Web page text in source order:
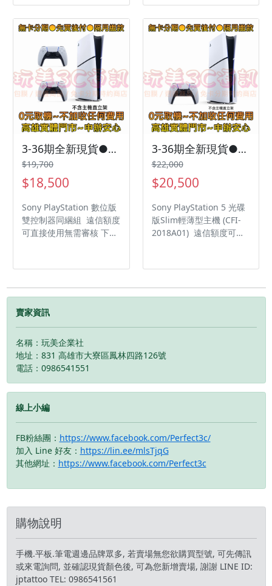
電話：0986541561 -------
--------------------------------
--------------- 下單後請
+LINE聯繫，可搜尋電
話：0986541561 手機.平
板.筆電週邊品牌眾多, 若
賣場無您欲購買型號, 可先
傳訊或來電詢問, 並確認現
貨顏色後, 可為您新增專屬
賣場, 謝謝您 LINE ID:
jptattoo TEL:
0986541561
您欲購買型號, 可先傳訊或
來電詢問, 並確認現貨顏色
後, 可為您新增專屬賣場,
謝謝您 LINE ID: jptattoo
TEL: 0986541561 7 吋
16：9 觸控式螢幕
Logitech G CLOUD 為雲
端遊戲掌機，採用 7 吋
1,920 x 1,080pixels 解析
度 IPS 多點觸控式螢幕，
搭配能完整顯示遊戲畫面
的 16：9 顯示比例，具備
450nits 亮度、60Hz 螢幕
更新率；音效部分，除了
透過藍牙 5.1 進行無線耳
有 3.5mm 耳機孔、雙立
體聲喇叭，支援
Qualcomm aptX
計 Logitech G CLOUD 機
身選用塑料製成，重量僅
的按鍵設計，左右手柄各
包括十字方向鍵、ABXY
鍵、LR 鍵等；當然玩家也
CLOUD 運行 Android 11
作業系統，搭載高通
Snapdragon 720G,
內建 64GB ROM 儲存空
牙 5.1 連線技術，玩家也
能透過 Google Play 自由
下載 APP 使用；並備有
3-36期全新現貨●Sony PlayStation 數位版 雙控制器同綑組
$19,700
$18,500
Sony PlayStation 數位版
雙控制器同綑組 遠信額度
可直接使用無需審核 下單
↓↓↓ LINE搜尋電話：
--------------------------------
------- 下單後請+LINE聯
電週邊品牌眾多, 若賣場無
您欲購買型號, 可先傳訊或
來電詢問, 並確認現貨顏色
後, 可為您新增專屬賣場,
TEL: 0986541561
3-36期全新現貨●Sony PlayStation 5 光碟版Slim輕薄型主機
$22,000
$20,500
Sony PlayStation 5 光碟
版Slim輕薄型主機 (CFI-
2018A01) 遠信額度可直
審核&回報審核進度↓↓↓
0986541561 ---------------
電週邊品牌眾多, 若賣場無
來電詢問, 並確認現貨顏色
TEL: 0986541561
賣家資訊
名稱：玩美企業社
地址：831 高雄市大寮區鳳林四路126號
電話：0986541551
線上小編
FB粉絲團： https://www.facebook.com/Perfect3c/
加入 Line 好友： https://lin.ee/mlsTjqG
其他網址： https://www.facebook.com/Perfect3c
購物說明
手機.平板.筆電週邊品牌眾多, 若賣場無您欲購買型號, 可先傳訊
或來電詢問, 並確認現貨顏色後, 可為您新增賣場, 謝謝 LINE ID:
jptattoo TEL: 0986541561